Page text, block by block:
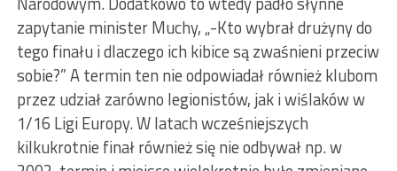
zapytanie minister Muchy, „-Kto wybrał drużyny do
tego finału i dlaczego ich kibice są zwaśnieni przeciw
sobie?” A termin ten nie odpowiadał również klubom
przez udział zarówno legionistów, jak i wiślaków w
1/16 Ligi Europy. W latach wcześniejszych
kilkukrotnie finał również się nie odbywał np. w